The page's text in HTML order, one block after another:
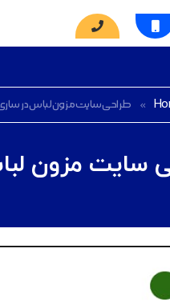
» طراحی سایت مزون لباس در
سایت مزون